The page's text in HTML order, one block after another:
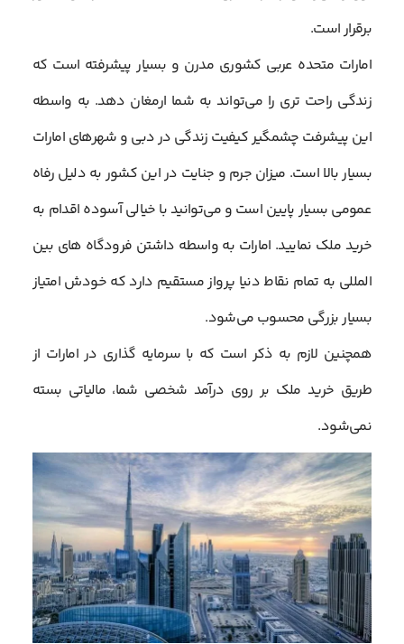
برقرار است.
امارات متحده عربی کشوری مدرن و بسیار پیشرفته است که
زندگی راحت تری را می‌تواند به شما ارمغان دهد. به واسطه
این پیشرفت چشمگیر کیفیت زندگی در دبی و شهرهای امارات
بسیار بالا است. میزان جرم و جنایت در این کشور به دلیل رفاه
عمومی بسیار پایین است و می‌توانید با خیالی آسوده اقدام به
خرید ملک نمایید. امارات به واسطه داشتن فرودگاه های بین
المللی به تمام نقاط دنیا پرواز مستقیم دارد که خودش امتیاز
بسیار بزرگی محسوب می‌شود.
همچنین لازم به ذکر است که با سرمایه گذاری در امارات از
طریق خرید ملک بر روی درآمد شخصی شما، مالیاتی بسته
نمی‌شود.